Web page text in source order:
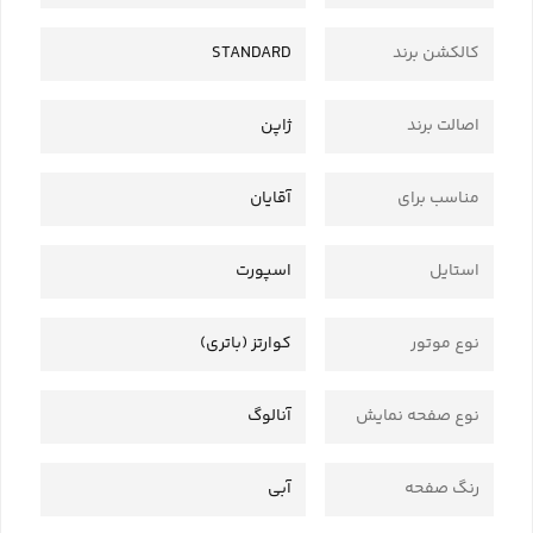
کالکشن برند STANDARD
اصالت برند ژاپن
مناسب برای آقایان
استایل اسپورت
نوع موتور کوارتز (باتری)
نوع صفحه نمایش آنالوگ
رنگ صفحه آبی